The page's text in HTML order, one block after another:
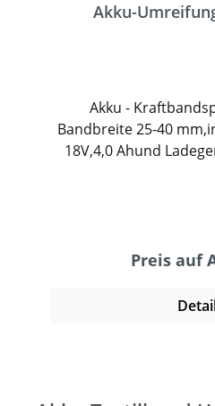
Akku-
Akku -
Bandbreite 25-40
18V,4,0 Ahund
Preis auf